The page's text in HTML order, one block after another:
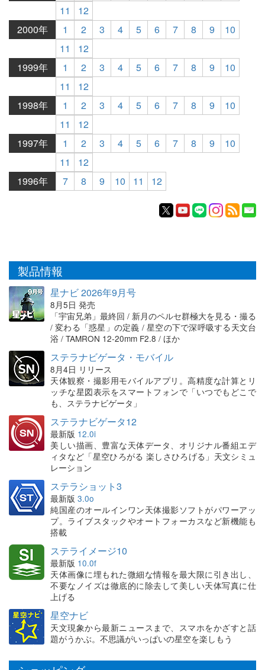
11
12
2000年
1 2 3 4 5 6 7 8 9
10
11
12
1999年
1 2 3 4 5 6 7 8 9
10
11
12
1998年
1 2 3 4 5 6 7 8 9
10
11
12
1997年
1 2 3 4 5 6 7 8 9
10
11
12
1996年
7 8 9 10 11 12
製品情報
星ナビ 2026年9月号
8月5日 発売
「宇宙兄弟」最終回 / 新月のペルセ群極大を見る・撮る
/ 変わる「惑星」の定義 / 星空の下で深呼吸する天文台
浴 / TAMRON 12-20mm F2.8 / ほか
ステラナビゲータ・モバイル
8月4日 リリース
天体観察・撮影用モバイルアプリ。高精度な計算とリ
ッチな星図表示をスマートフォンで「いつでもどこで
も、ステラナビゲータ」
ステラナビゲータ12
最新版 12.0i
美しい描画、豊富な天体データ、オリジナル番組エデ
ィタなど「星空ひろがる 楽しさひろげる」天文シミュ
レーション
ステラショット3
最新版 3.0o
純国産のオールインワン天体撮影ソフトがパワーアッ
プ。ライブスタックやオートフォーカスなど新機能も
搭載
ステライメージ10
最新版 10.0f
天体画像に埋もれた微細な情報を最大限に引き出し、
不要なノイズは徹底的に除去して美しい天体写真に仕
上げる
星空ナビ
天文現象から最新ニュースまで、スマホをかざすと話
題がうかぶ。不思議がいっぱいの星空を楽しもう